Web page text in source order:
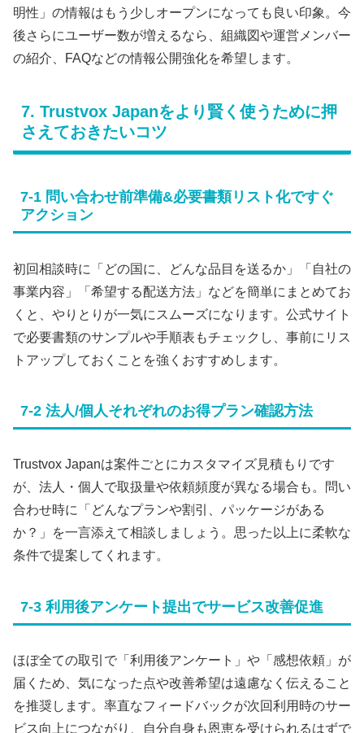
明性」の情報はもう少しオープンになっても良い印象。今
後さらにユーザー数が増えるなら、組織図や運営メンバー
の紹介、FAQなどの情報公開強化を希望します。
7. Trustvox Japanをより賢く使うために押
さえておきたいコツ
7-1 問い合わせ前準備&必要書類リスト化ですぐ
アクション
初回相談時に「どの国に、どんな品目を送るか」「自社の
事業内容」「希望する配送方法」などを簡単にまとめてお
くと、やりとりが一気にスムーズになります。公式サイト
で必要書類のサンプルや手順表もチェックし、事前にリス
トアップしておくことを強くおすすめします。
7-2 法人/個人それぞれのお得プラン確認方法
Trustvox Japanは案件ごとにカスタマイズ見積もりです
が、法人・個人で取扱量や依頼頻度が異なる場合も。問い
合わせ時に「どんなプランや割引、パッケージがある
か？」を一言添えて相談しましょう。思った以上に柔軟な
条件で提案してくれます。
7-3 利用後アンケート提出でサービス改善促進
ほぼ全ての取引で「利用後アンケート」や「感想依頼」が
届くため、気になった点や改善希望は遠慮なく伝えること
を推奨します。率直なフィードバックが次回利用時のサー
ビス向上につながり、自分自身も恩恵を受けられるはずで